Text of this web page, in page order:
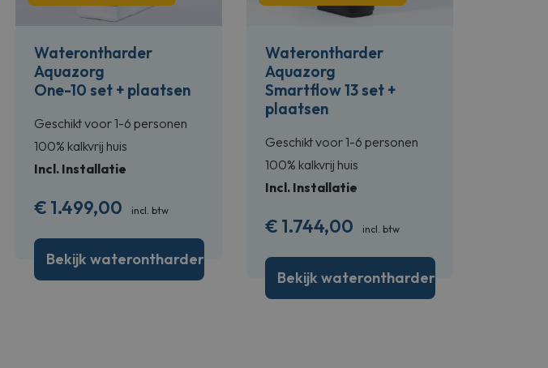
Waterontharder
Aquazorg
One-10 set + plaatsen
Geschikt voor 1-6 personen
100% kalkvrij huis
Incl. Installatie
€ 1.499,00 incl. btw
Bekijk waterontharder
Waterontharder
Aquazorg
Smartflow 13 set +
plaatsen
Geschikt voor 1-6 personen
100% kalkvrij huis
Incl. Installatie
€ 1.744,00 incl. btw
Bekijk waterontharder